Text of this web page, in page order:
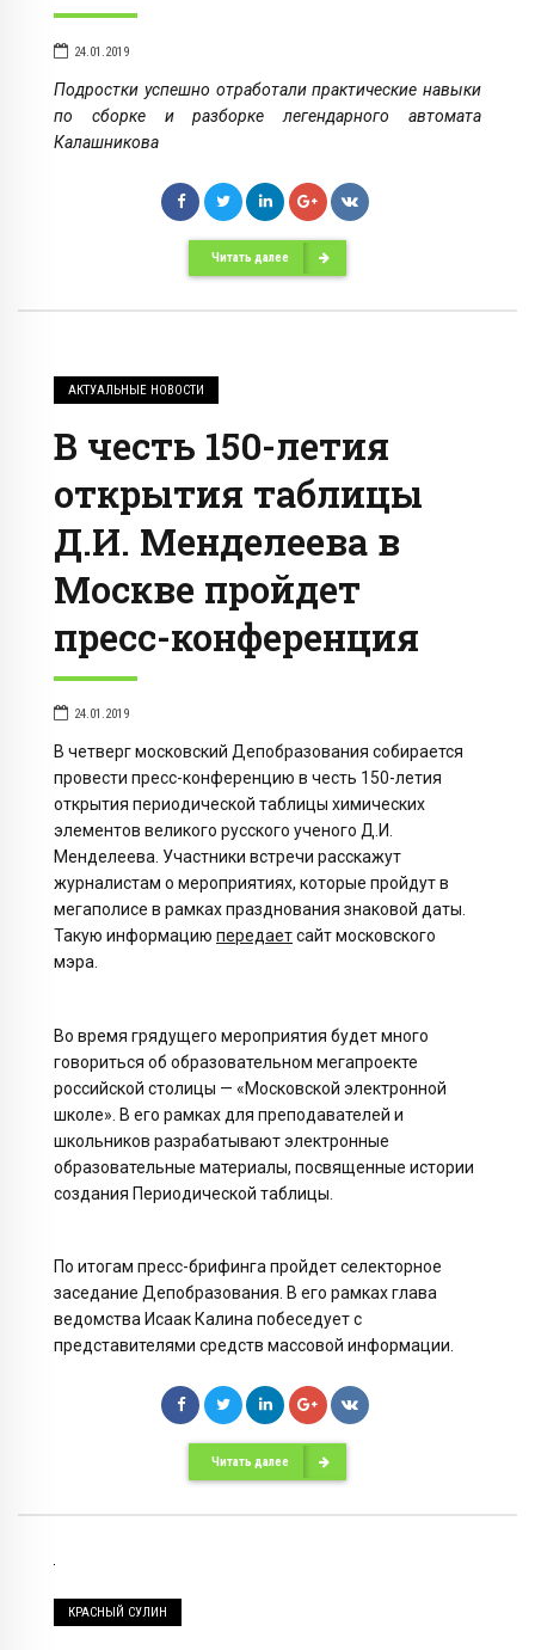
24.01.2019
Подростки успешно отработали практические навыки
по сборке и разборке легендарного автомата
Калашникова
Читать далее
АКТУАЛЬНЫЕ НОВОСТИ
В честь 150-летия
открытия таблицы
Д.И. Менделеева в
Москве пройдет
пресс-конференция
24.01.2019
В четверг московский Депобразования собирается
провести пресс-конференцию в честь 150-летия
открытия периодической таблицы химических
элементов великого русского ученого Д.И.
Менделеева. Участники встречи расскажут
журналистам о мероприятиях, которые пройдут в
мегаполисе в рамках празднования знаковой даты.
Такую информацию передаетсайт московского
мэра.
Во время грядущего мероприятия будет много
говориться об образовательном мегапроекте
российской столицы — «Московской электронной
школе». В его рамках для преподавателей и
школьников разрабатывают электронные
образовательные материалы, посвященные истории
создания Периодической таблицы.
По итогам пресс-брифинга пройдет селекторное
заседание Депобразования. В его рамках глава
ведомства Исаак Калина побеседует с
представителями средств массовой информации.
Читать далее
КРАСНЫЙ СУЛИН